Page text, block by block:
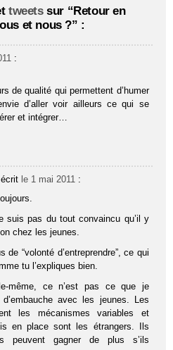
tweetssur “Retour en
et nous ?” :
:
de qualité qui permettent d’humer
d’aller voir ailleurs ce qui se
et intégrer…
le 1 mai 2011 :
suis pas du tout convaincu qu’il y
chez les jeunes.
“volonté d’entreprendre”, ce qui
tu l’expliques bien.
même, ce n’est pas ce que je
avec les jeunes. Les
les mécanismes variables et
en place sont les étrangers. Ils
peuvent gagner de plus s’ils